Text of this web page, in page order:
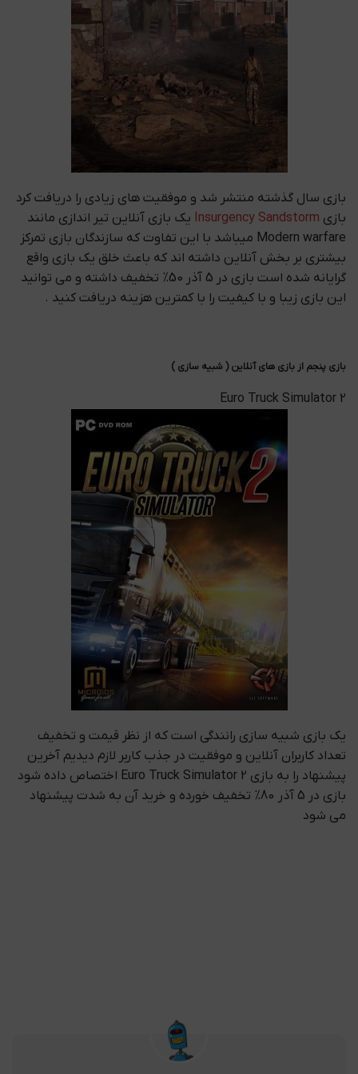
بازی سال گذشته منتشر شد و موفقیت های زیادی را دریافت کرد
بازی Insurgency Sandstorm یک بازی آنلاین تیر اندازی مانند
Modern warfare میباشد با این تفاوت که سازندگان بازی تمرکز
بیشتری بر بخش آنلاین داشته اند که باعث خلق یک بازی واقع
گرایانه شده است بازی در 5 آذر 50% تخفیف داشته و می توانید
این بازی زیبا و با کیفیت را با کمترین هزینه دریافت کنید .
بازی پنجم از بازی های آنلاین ( شبیه سازی )
Euro Truck Simulator 2
یک بازی شبیه سازی رانندگی است که از نظر قیمت و تخفیف
تعداد کاربران آنلاین و موفقیت در جذب کاربر لازم دیدیم آخرین
پیشنهاد را به بازی Euro Truck Simulator 2 اختصاص داده شود
بازی در 5 آذر 80% تخفیف خورده و خرید آن به شدت پیشنهاد
می شود